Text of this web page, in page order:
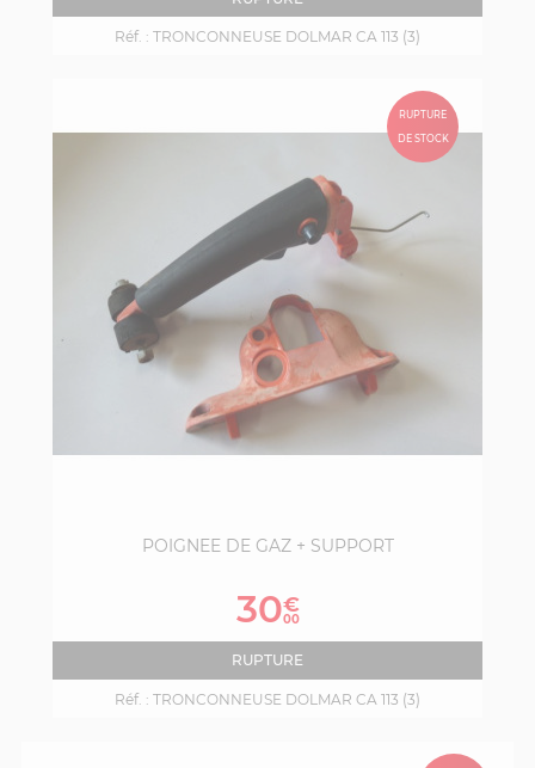
Réf. : TRONCONNEUSE DOLMAR CA 113 (3)
POIGNEE DE GAZ + SUPPORT
Prix
30€
00
RUPTURE
Réf. : TRONCONNEUSE DOLMAR CA 113 (3)
RUPTURE
DE STOCK